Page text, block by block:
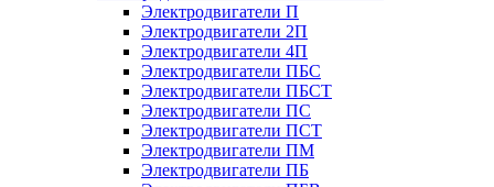
Электродвигатели П
Электродвигатели 2П
Электродвигатели 4П
Электродвигатели ПБС
Электродвигатели ПБСТ
Электродвигатели ПС
Электродвигатели ПСТ
Электродвигатели ПМ
Электродвигатели ПБ